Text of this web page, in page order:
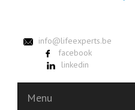
info@lifeexperts.be
facebook
linkedin
Menu